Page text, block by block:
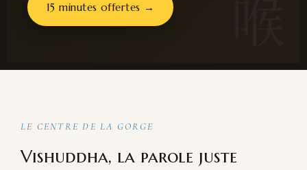
15 minutes offertes →
LE CENTRE DE LA GORGE
Vishuddha, la parole juste